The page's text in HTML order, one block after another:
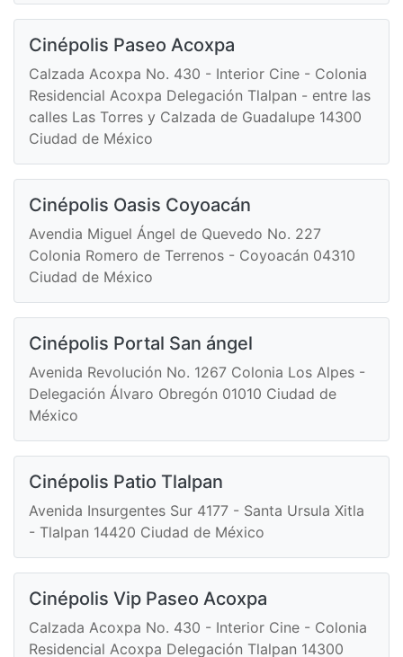
Cinépolis Paseo Acoxpa
Calzada Acoxpa No. 430 - Interior Cine - Colonia
Residencial Acoxpa Delegación Tlalpan - entre las
calles Las Torres y Calzada de Guadalupe 14300
Ciudad de México
Cinépolis Oasis Coyoacán
Avendia Miguel Ángel de Quevedo No. 227
Colonia Romero de Terrenos - Coyoacán 04310
Ciudad de México
Cinépolis Portal San ángel
Avenida Revolución No. 1267 Colonia Los Alpes -
Delegación Álvaro Obregón 01010 Ciudad de
México
Cinépolis Patio Tlalpan
Avenida Insurgentes Sur 4177 - Santa Ursula Xitla
- Tlalpan 14420 Ciudad de México
Cinépolis Vip Paseo Acoxpa
Calzada Acoxpa No. 430 - Interior Cine - Colonia
Residencial Acoxpa Delegación Tlalpan 14300